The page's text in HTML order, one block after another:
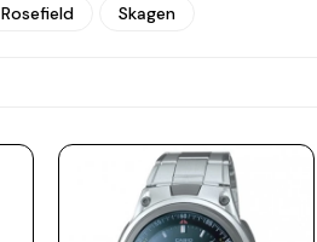
Rosefield Skagen